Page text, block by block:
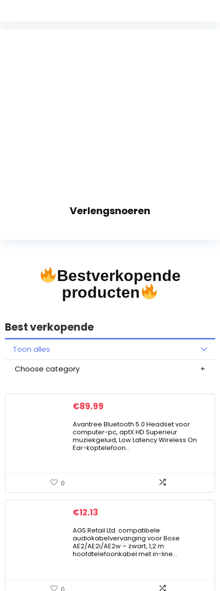
Verlengsnoeren
Bestverkopende
producten
Best verkopende
Toon alles
Choose category
€89.99
Avantree Bluetooth 5.0 Headset voor
computer-pc, aptX HD Superieur
muziekgeluid, Low Latency Wireless On
Ear-koptelefoon…
0
€12.13
AGS Retail Ltd. compatibele
audiokabelvervanging voor Bose
AE2/AE2i/AE2w – zwart, 1,2 m
hoofdtelefoonkabel met in-line…
0